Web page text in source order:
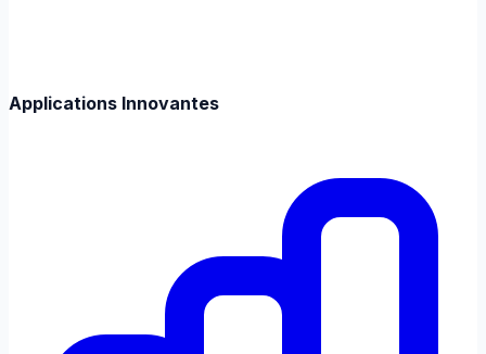
Applications Innovantes